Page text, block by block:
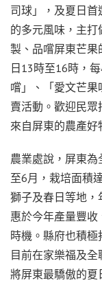
司球」，及夏日
的多元風味，主
製、品嚐屏東芒
日13時至16時，
嚐」、「愛文芒
賣活動。歡迎民眾
來自屏東的農產好
農業處說，屏東
至6月，栽培面積
獅子及春日等地，
惠於今年產量豐
時機。縣府也積極
目前在家樂福及
將屏東最驕傲的夏